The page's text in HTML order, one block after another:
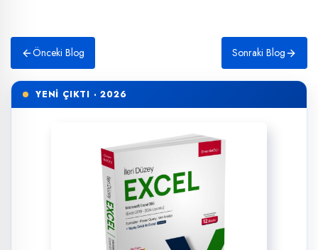
Önceki Blog Sonraki Blog
YENİ ÇIKTI · 2026